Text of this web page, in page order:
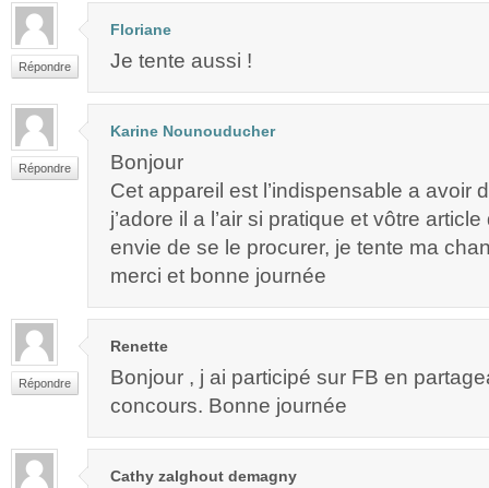
Répondre
Floriane
Je tente aussi !
Répondre
Karine Nounouducher
Bonjour
Cet appareil est l’indispensable a avoir
j’adore il a l’air si pratique et vôtre
envie de se le procurer, je tente ma
merci et bonne journée
Répondre
Renette
Bonjour , j ai participé sur FB en
concours. Bonne journée
Cathy zalghout demagny